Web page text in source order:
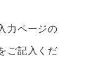
力ページの
ご記入くだ